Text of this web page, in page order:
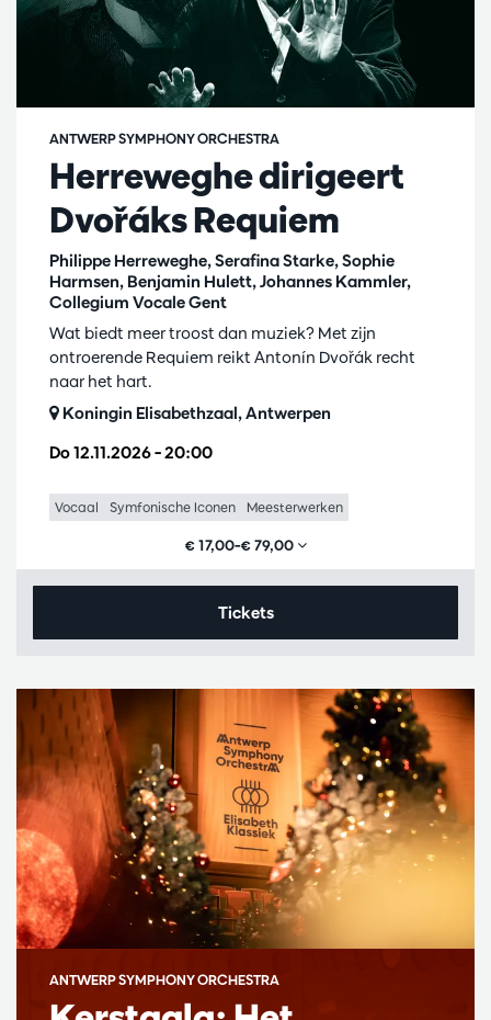
Herreweghe dirigeert
Dvořáks Requiem
Philippe Herreweghe, Serafina Starke, Sophie
Harmsen, Benjamin Hulett, Johannes Kammler,
Collegium Vocale Gent
ANTWERP SYMPHONY ORCHESTRA
Do 12.11.2026– 20:00
Wat biedt meer troost dan muziek? Met zijn
ontroerende Requiem reikt Antonín Dvořák recht
naar het hart.
Koningin Elisabethzaal, Antwerpen
Vocaal Symfonische Iconen Meesterwerken
€ 17,00–€ 79,00
Tickets
ANTWERP SYMPHONY ORCHESTRA